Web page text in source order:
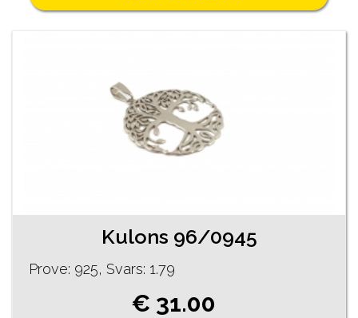
Kulons 96/0945
Prove: 925, Svars: 1.79
€ 31.00